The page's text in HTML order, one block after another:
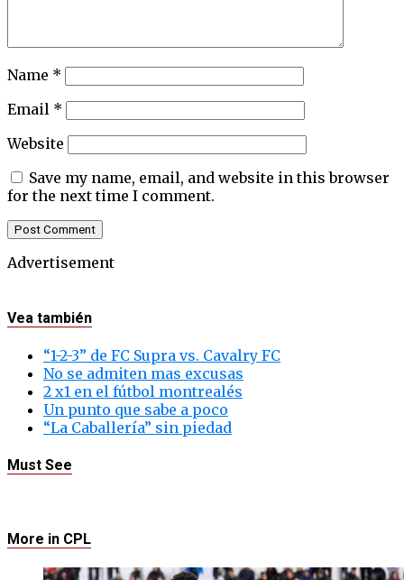
Name *
Email *
Website
Save my name, email, and website in this browser
for the next time I comment.
Advertisement
Vea también
“1-2-3” de FC Supra vs. Cavalry FC
No se admiten mas excusas
2 x1 en el fútbol montrealés
Un punto que sabe a poco
“La Caballería” sin piedad
Must See
More in CPL